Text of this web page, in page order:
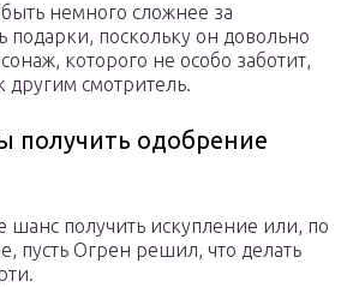
немного сложнее за
подарки, поскольку он довольно
которого не особо заботит,
другим смотритель.
получить одобрение
шанс получить искупление или, по
пусть Огрен решил, что делать